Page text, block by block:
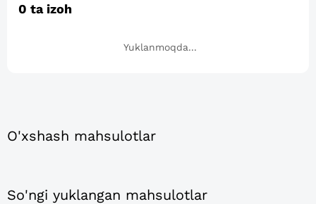
0 ta izoh
Yuklanmoqda...
O'xshash mahsulotlar
So'ngi yuklangan mahsulotlar